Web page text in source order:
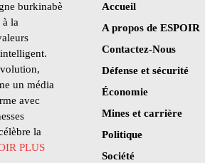
burkinabè
la
un média
avec
la
PLUS
Accueil
A propos de ESPOIR
Contactez-Nous
Défense et sécurité
Économie
Mines et carrière
Politique
Société